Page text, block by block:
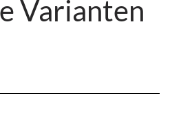
Varianten